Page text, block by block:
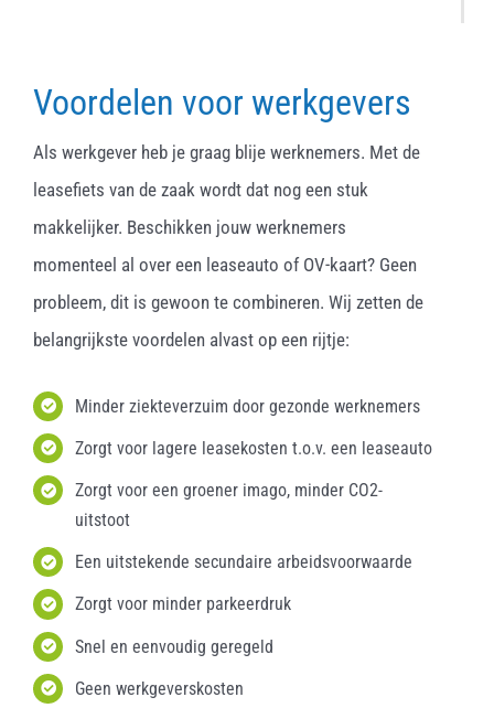
Voordelen voor werkgevers
Als werkgever heb je graag blije werknemers. Met de
leasefiets van de zaak wordt dat nog een stuk
makkelijker. Beschikken jouw werknemers
momenteel al over een leaseauto of OV-kaart? Geen
probleem, dit is gewoon te combineren. Wij zetten de
belangrijkste voordelen alvast op een rijtje:
Minder ziekteverzuim door gezonde werknemers
Zorgt voor lagere leasekosten t.o.v. een leaseauto
Zorgt voor een groener imago, minder CO2-
uitstoot
Een uitstekende secundaire arbeidsvoorwaarde
Zorgt voor minder parkeerdruk
Snel en eenvoudig geregeld
Geen werkgeverskosten